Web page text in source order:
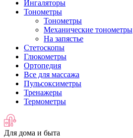
Ингаляторы
Тонометры
Тонометры
Механические тонометры
На запястье
Стетоскопы
Глюкометры
Ортопедия
Все для массажа
Пульсоксиметры
Тренажеры
Термометры
Для дома и быта